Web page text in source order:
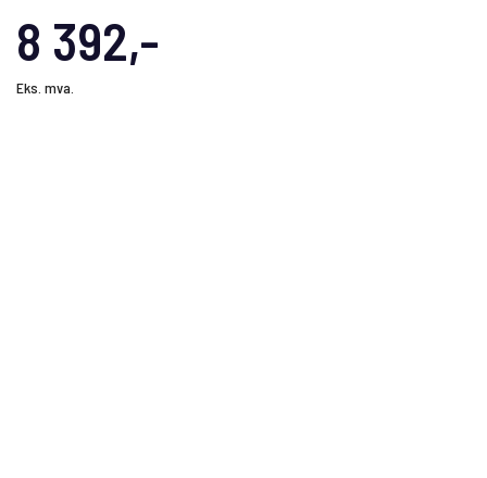
8 392,-
Eks. mva.